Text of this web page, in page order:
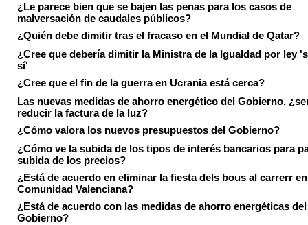
¿Le parece bien que se bajen las penas para los casos de
malversación de caudales públicos?
¿Quién debe dimitir tras el fracaso en el Mundial de Qatar?
¿Cree que debería dimitir la Ministra de la Igualdad por ley
sí'
¿Cree que el fin de la guerra en Ucrania está cerca?
Las nuevas medidas de ahorro energético del Gobierno,
reducir la factura de la luz?
¿Cómo valora los nuevos presupuestos del Gobierno?
¿Cómo ve la subida de los tipos de interés bancarios para
subida de los precios?
¿Está de acuerdo en eliminar la fiesta dels bous al carrerr
Comunidad Valenciana?
¿Está de acuerdo con las medidas de ahorro energéticas del
Gobierno?